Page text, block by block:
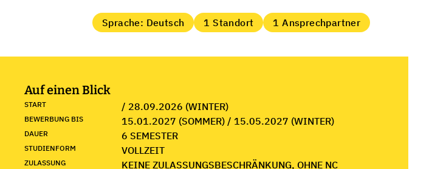
Sprache: Deutsch 1 Standort 1 Ansprechpartner
Auf einen Blick
START / 28.09.2026 (WINTER)
BEWERBUNG BIS 15.01.2027 (SOMMER) / 15.05.2027 (WINTER)
DAUER 6 SEMESTER
STUDIENFORM VOLLZEIT
ZULASSUNG KEINE ZULASSUNGSBESCHRÄNKUNG, OHNE NC